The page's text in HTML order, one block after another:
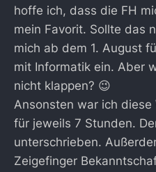
hoffe ich, dass die FH
mein Favorit. Sollte das
mich ab dem 1. August
mit Informatik ein. Aber
nicht klappen? 😉
Ansonsten war ich
für jeweils 7 Stunden.
unterschrieben.
Zeigefinger